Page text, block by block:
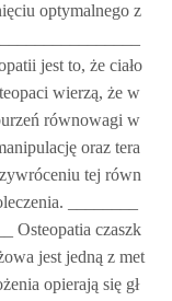
optymalnego z
jest to, że ciało
wierzą, że w
równowagi w
oraz tera
tej równ
________
Osteopatia czaszk
jest jedną z met
opierają się gł